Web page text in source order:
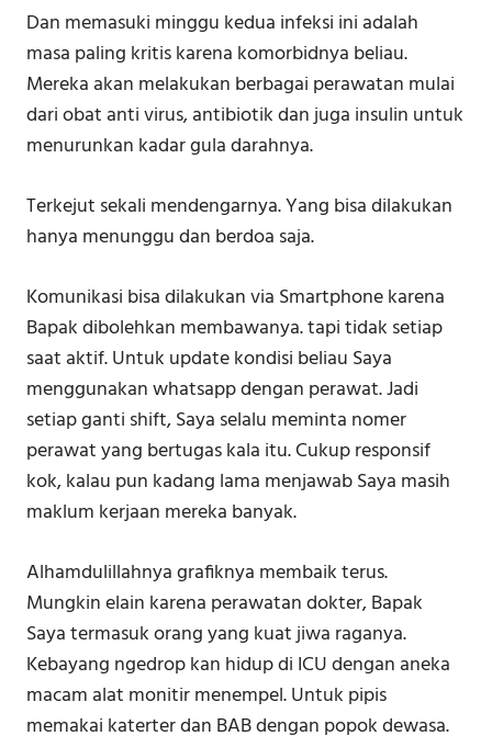
Dan memasuki minggu kedua infeksi ini adalah
masa paling kritis karena komorbidnya beliau.
Mereka akan melakukan berbagai perawatan mulai
dari obat anti virus, antibiotik dan juga insulin untuk
menurunkan kadar gula darahnya.
Terkejut sekali mendengarnya. Yang bisa dilakukan
hanya menunggu dan berdoa saja.
Komunikasi bisa dilakukan via Smartphone karena
Bapak dibolehkan membawanya. tapi tidak setiap
saat aktif. Untuk update kondisi beliau Saya
menggunakan whatsapp dengan perawat. Jadi
setiap ganti shift, Saya selalu meminta nomer
perawat yang bertugas kala itu. Cukup responsif
kok, kalau pun kadang lama menjawab Saya masih
maklum kerjaan mereka banyak.
Alhamdulillahnya grafiknya membaik terus.
Mungkin elain karena perawatan dokter, Bapak
Saya termasuk orang yang kuat jiwa raganya.
Kebayang ngedrop kan hidup di ICU dengan aneka
macam alat monitir menempel. Untuk pipis
memakai katerter dan BAB dengan popok dewasa.